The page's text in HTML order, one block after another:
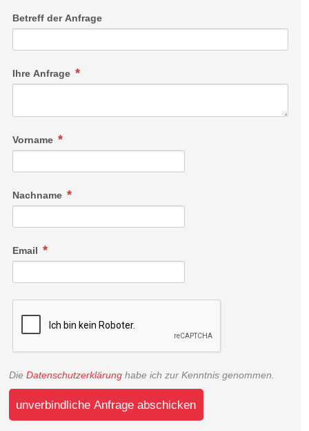
Betreff der Anfrage
Ihre Anfrage
Vorname
Nachname
Email
Die Datenschutzerklärung habe ich zur Kenntnis genommen.
unverbindliche Anfrage abschicken